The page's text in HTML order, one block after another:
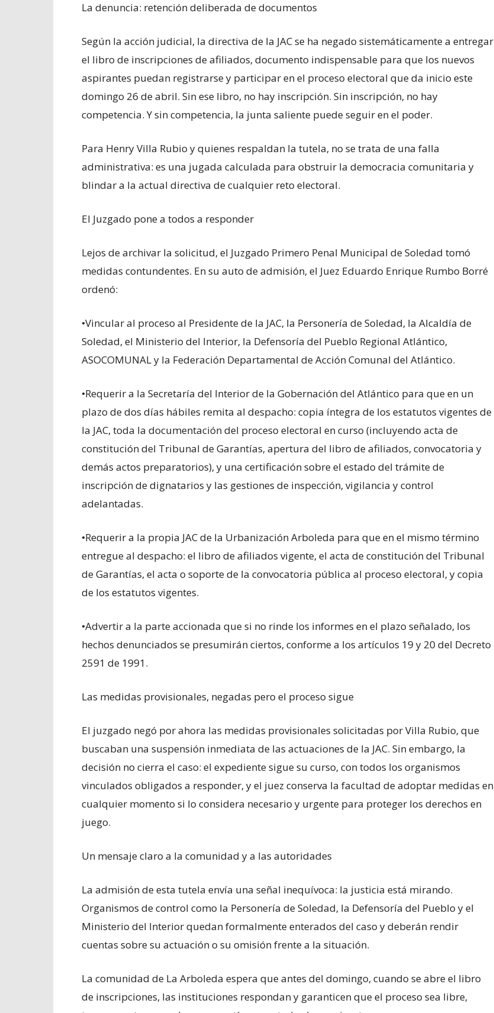
La denuncia: retención deliberada de documentos
Según la acción judicial, la directiva de la JAC se ha negado sistemáticamente a entregar
el libro de inscripciones de afiliados, documento indispensable para que los nuevos
aspirantes puedan registrarse y participar en el proceso electoral que da inicio este
domingo 26 de abril. Sin ese libro, no hay inscripción. Sin inscripción, no hay
competencia. Y sin competencia, la junta saliente puede seguir en el poder.
Para Henry Villa Rubio y quienes respaldan la tutela, no se trata de una falla
administrativa: es una jugada calculada para obstruir la democracia comunitaria y
blindar a la actual directiva de cualquier reto electoral.
El Juzgado pone a todos a responder
Lejos de archivar la solicitud, el Juzgado Primero Penal Municipal de Soledad tomó
medidas contundentes. En su auto de admisión, el Juez Eduardo Enrique Rumbo Borré
ordenó:
•Vincular al proceso al Presidente de la JAC, la Personería de Soledad, la Alcaldía de
Soledad, el Ministerio del Interior, la Defensoría del Pueblo Regional Atlántico,
ASOCOMUNAL y la Federación Departamental de Acción Comunal del Atlántico.
•Requerir a la Secretaría del Interior de la Gobernación del Atlántico para que en un
plazo de dos días hábiles remita al despacho: copia íntegra de los estatutos vigentes de
la JAC, toda la documentación del proceso electoral en curso (incluyendo acta de
constitución del Tribunal de Garantías, apertura del libro de afiliados, convocatoria y
demás actos preparatorios), y una certificación sobre el estado del trámite de
inscripción de dignatarios y las gestiones de inspección, vigilancia y control
adelantadas.
•Requerir a la propia JAC de la Urbanización Arboleda para que en el mismo término
entregue al despacho: el libro de afiliados vigente, el acta de constitución del Tribunal
de Garantías, el acta o soporte de la convocatoria pública al proceso electoral, y copia
de los estatutos vigentes.
•Advertir a la parte accionada que si no rinde los informes en el plazo señalado, los
hechos denunciados se presumirán ciertos, conforme a los artículos 19 y 20 del Decreto
2591 de 1991.
Las medidas provisionales, negadas pero el proceso sigue
El juzgado negó por ahora las medidas provisionales solicitadas por Villa Rubio, que
buscaban una suspensión inmediata de las actuaciones de la JAC. Sin embargo, la
decisión no cierra el caso: el expediente sigue su curso, con todos los organismos
vinculados obligados a responder, y el juez conserva la facultad de adoptar medidas en
cualquier momento si lo considera necesario y urgente para proteger los derechos en
juego.
Un mensaje claro a la comunidad y a las autoridades
La admisión de esta tutela envía una señal inequívoca: la justicia está mirando.
Organismos de control como la Personería de Soledad, la Defensoría del Pueblo y el
Ministerio del Interior quedan formalmente enterados del caso y deberán rendir
cuentas sobre su actuación o su omisión frente a la situación.
La comunidad de La Arboleda espera que antes del domingo, cuando se abre el libro
de inscripciones, las instituciones respondan y garanticen que el proceso sea libre,